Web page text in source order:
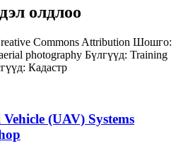
олдлоо
Commons Attribution Шошго:
photography Бүлгүүд: Training
Кадастр
(UAV) Systems